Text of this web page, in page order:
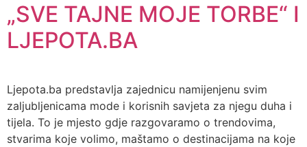
„SVE TAJNE MOJE TORBE“ I
LJEPOTA.BA
Ljepota.ba predstavlja zajednicu namijenjenu svim
zaljubljenicama mode i korisnih savjeta za njegu duha i
tijela. To je mjesto gdje razgovaramo o trendovima,
stvarima koje volimo, maštamo o destinacijama na koje